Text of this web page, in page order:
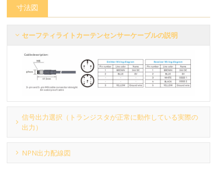
寸法図
セーフティライトカーテンセンサーケーブルの説明
信号出力選択（トランジスタが正常に動作している実際の
出力）
NPN出力配線図